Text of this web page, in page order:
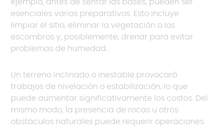
ejemplo, antes de sentar las bases, pueden ser
esenciales varios preparativos. Esto incluye
limpiar el sitio, eliminar la vegetación o los
escombros y, posiblemente, drenar para evitar
problemas de humedad.
Un terreno inclinado o inestable provocará
trabajos de nivelación o estabilización, lo que
puede aumentar significativamente los costos. Del
mismo modo, la presencia de rocas u otros
obstáculos naturales puede requerir operaciones